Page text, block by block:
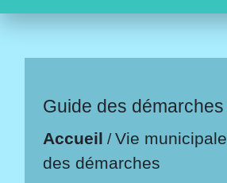
Guide des démarches
Accueil /Vie municipale
des démarches